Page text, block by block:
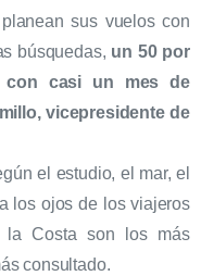
sus vuelos con
búsquedas, un 50 por
con casi un mes de
vicepresidente de
el estudio, el mar, el
los ojos de los viajeros
la Costa son los más
consultado.